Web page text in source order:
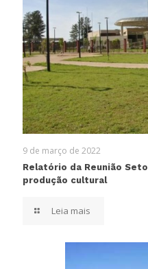
9 de março de 2022
Relatório da Reunião
produção cultural
Leia mais